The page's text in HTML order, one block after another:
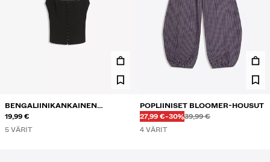
BENGALIINIKANKAINEN
KORSETTITOPPI
19,99 €
5 VÄRIT
POPLIINISET BLOOMER-HOUSUT
ALENNETTU HINTA
27,99 €ALENNUS
-30%Ennen
39,99 €
Ennen
4 VÄRIT